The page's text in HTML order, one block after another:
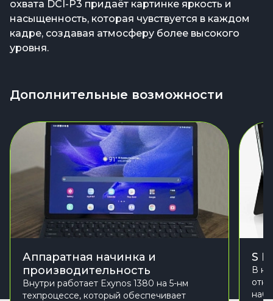
охвата DCI-P3 придаёт картинке яркость и
насыщенность, которая чувствуется в каждом
кадре, создавая атмосферу более высокого
уровня.
Дополнительные возможности
Аппаратная начинка и
производительность
Внутри работает Exynos 1380 на 5-нм
техпроцессе, который обеспечивает
S
В